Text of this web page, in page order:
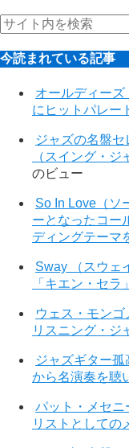
今読まれている記事
オールディー
にヒットパレー
ジャズの名盤セ
（スイング・
のビュー
So In Love（ソ
ーとなったコー
ディングテーマ
Sway （スウェ
「キエン・セラ」
ウェス・モンゴ
リスニング・ジ
ジャズギター
から名演奏を聴
パット・メセニ
リストとしての